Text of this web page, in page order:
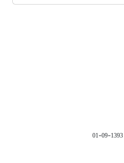
1393-09-01